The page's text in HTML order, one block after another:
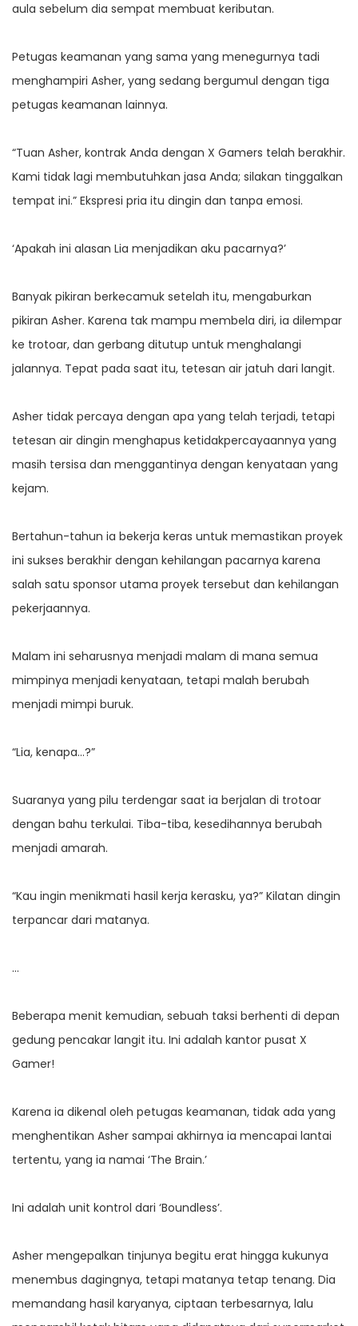
aula sebelum dia sempat membuat keributan.
Petugas keamanan yang sama yang menegurnya tadi
menghampiri Asher, yang sedang bergumul dengan tiga
petugas keamanan lainnya.
“Tuan Asher, kontrak Anda dengan X Gamers telah berakhir.
Kami tidak lagi membutuhkan jasa Anda; silakan tinggalkan
tempat ini.” Ekspresi pria itu dingin dan tanpa emosi.
‘Apakah ini alasan Lia menjadikan aku pacarnya?’
Banyak pikiran berkecamuk setelah itu, mengaburkan
pikiran Asher. Karena tak mampu membela diri, ia dilempar
ke trotoar, dan gerbang ditutup untuk menghalangi
jalannya. Tepat pada saat itu, tetesan air jatuh dari langit.
Asher tidak percaya dengan apa yang telah terjadi, tetapi
tetesan air dingin menghapus ketidakpercayaannya yang
masih tersisa dan menggantinya dengan kenyataan yang
kejam.
Bertahun-tahun ia bekerja keras untuk memastikan proyek
ini sukses berakhir dengan kehilangan pacarnya karena
salah satu sponsor utama proyek tersebut dan kehilangan
pekerjaannya.
Malam ini seharusnya menjadi malam di mana semua
mimpinya menjadi kenyataan, tetapi malah berubah
menjadi mimpi buruk.
“Lia, kenapa…?”
Suaranya yang pilu terdengar saat ia berjalan di trotoar
dengan bahu terkulai. Tiba-tiba, kesedihannya berubah
menjadi amarah.
“Kau ingin menikmati hasil kerja kerasku, ya?” Kilatan dingin
terpancar dari matanya.
…
Beberapa menit kemudian, sebuah taksi berhenti di depan
gedung pencakar langit itu. Ini adalah kantor pusat X
Gamer!
Karena ia dikenal oleh petugas keamanan, tidak ada yang
menghentikan Asher sampai akhirnya ia mencapai lantai
tertentu, yang ia namai ‘The Brain.’
Ini adalah unit kontrol dari ‘Boundless’.
Asher mengepalkan tinjunya begitu erat hingga kukunya
menembus dagingnya, tetapi matanya tetap tenang. Dia
memandang hasil karyanya, ciptaan terbesarnya, lalu